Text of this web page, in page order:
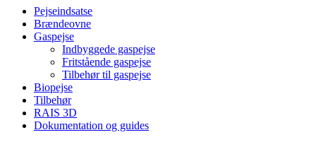
Pejseindsatse
Brændeovne
Gaspejse
Indbyggede gaspejse
Fritstående gaspejse
Tilbehør til gaspejse
Biopejse
Tilbehør
RAIS 3D
Dokumentation og guides